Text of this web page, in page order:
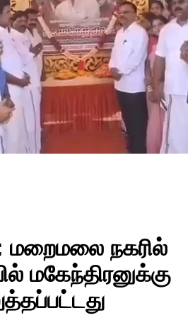
மறைமலை நகரில்
மகேந்திரனுக்கு